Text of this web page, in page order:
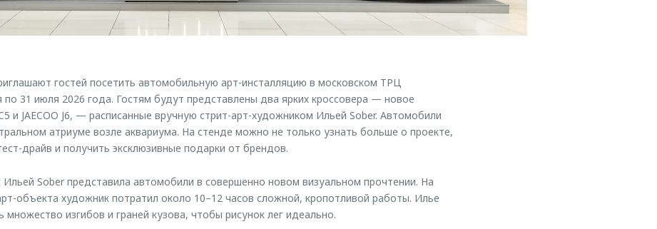
гостей посетить автомобильную арт-инсталляцию в московском ТРЦ
по 31 июля 2026 года. Гостям будут представлены два ярких кроссовера — новое
и JAECOO J6, — расписанные вручную стрит-арт-художником Ильей Sober. Автомобили
атриуме возле аквариума. На стенде можно не только узнать больше о проекте,
драйв и получить эксклюзивные подарки от брендов.
Sober представила автомобили в совершенно новом визуальном прочтении. На
объекта художник потратил около 10–12 часов сложной, кропотливой работы. Илье
множество изгибов и граней кузова, чтобы рисунок лег идеально.